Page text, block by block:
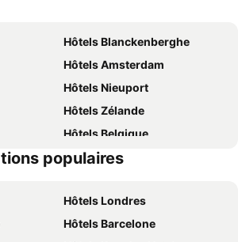
Hôtels Blanckenberghe
Hôtels Amsterdam
Hôtels Nieuport
Hôtels Zélande
Hôtels Belgique
Hôtels Ibiza
populaires
Hôtels Londres
Hôtels Barcelone